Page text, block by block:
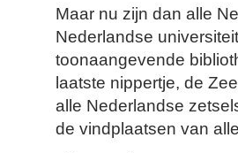
Maar nu zijn dan alle
Nederlandse
toonaangevende
laatste nippertje, de
alle Nederlandse
de vindplaatsen van